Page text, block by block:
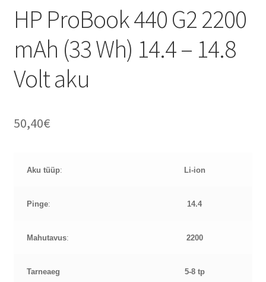
HP ProBook 440 G2 2200
mAh (33 Wh) 14.4 – 14.8
Volt aku
50,40€
Aku tüüp: Li-ion
Pinge: 14.4
Mahutavus: 2200
Tarneaeg 5-8 tp